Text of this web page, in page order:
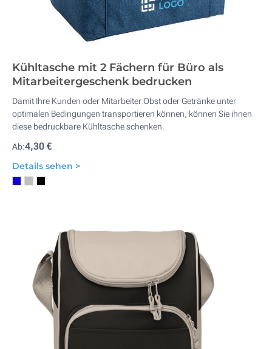
Kühltasche mit 2 Fächern für Büro als
Mitarbeitergeschenk bedrucken
Damit Ihre Kunden oder Mitarbeiter Obst oder Getränke unter
optimalen Bedingungen transportieren können, können Sie ihnen
diese bedruckbare Kühltasche schenken.
Ab:4,30 €
Details sehen >